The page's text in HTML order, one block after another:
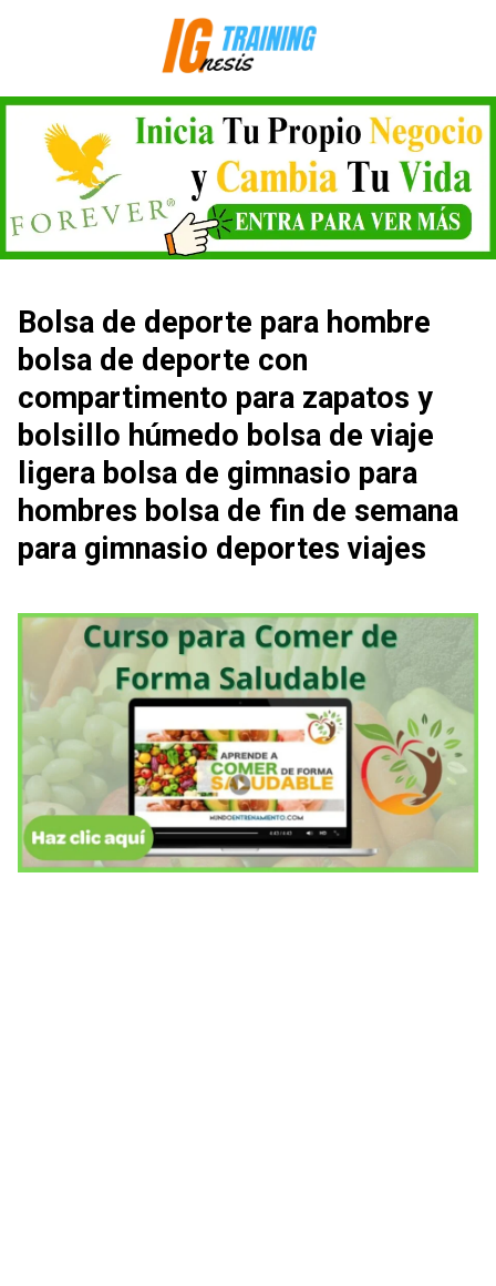
Bolsa de deporte para hombre
bolsa de deporte con
compartimento para zapatos y
bolsillo húmedo bolsa de viaje
ligera bolsa de gimnasio para
hombres bolsa de fin de semana
para gimnasio deportes viajes